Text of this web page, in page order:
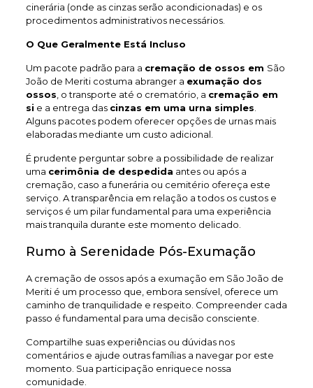
cinerária (onde as cinzas serão acondicionadas) e os
procedimentos administrativos necessários.
O Que Geralmente Está Incluso
Um pacote padrão para a cremação de ossos em São
João de Meriti costuma abranger a exumação dos
ossos , o transporte até o crematório, a cremação em
si e a entrega das cinzas em uma urna simples
Alguns pacotes podem oferecer opções de urnas mais
elaboradas mediante um custo adicional.
É prudente perguntar sobre a possibilidade de realizar
uma cerimônia de despedida antes ou após a
cremação, caso a funerária ou cemitério ofereça este
serviço. A transparência em relação a todos os custos e
serviços é um pilar fundamental para uma experiência
mais tranquila durante este momento delicado.
Rumo à Serenidade Pós-Exumação
A cremação de ossos após a exumação em São João de
Meriti é um processo que, embora sensível, oferece um
caminho de tranquilidade e respeito. Compreender cada
passo é fundamental para uma decisão consciente.
Compartilhe suas experiências ou dúvidas nos
comentários e ajude outras famílias a navegar por este
momento. Sua participação enriquece nossa
comunidade.